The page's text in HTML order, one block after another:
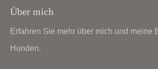
Über mich
Erfahren Sie mehr über mich und meine
Hunden.